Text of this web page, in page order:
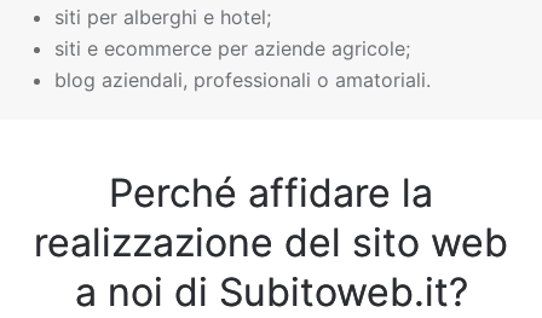
siti per alberghi e hotel;
siti e ecommerce per aziende agricole;
blog aziendali, professionali o amatoriali.
Perché affidare la
realizzazione del sito web
a noi di Subitoweb.it?